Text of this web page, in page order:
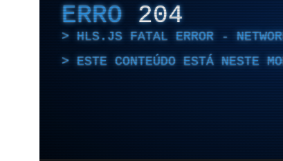
ERRO 204
HLS.JS FATAL ERROR -
ESTE CONTEÚDO ESTÁ NESTE